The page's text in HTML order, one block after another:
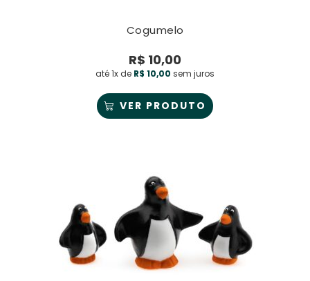
Cogumelo
R$ 10,00
até 1x de R$ 10,00 sem juros
VER PRODUTO